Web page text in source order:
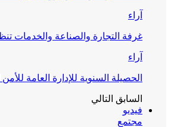
آراء
غرفة التجارة والصناعة والخدمات
آراء
الحصيلة السنوية للإدارة العامة للأمن
السابق التالي
فيديو
مجتمع